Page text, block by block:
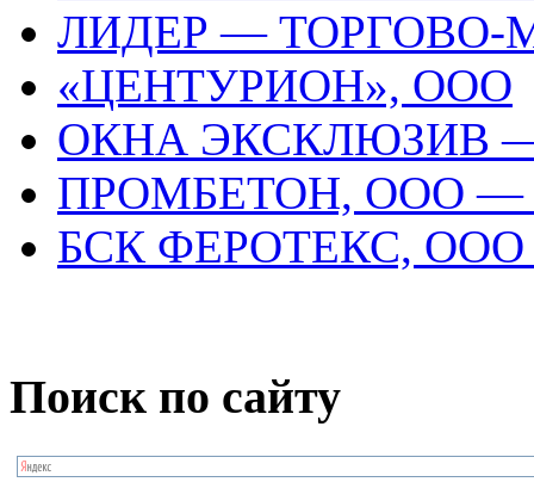
ЛИДЕР —
«ЦЕНТУРИОН», ООО
ОКНА ЭКСКЛЮЗИВ
ПРОМБЕТОН, ООО
БСК ФЕРОТЕКС,
Поиск по сайту